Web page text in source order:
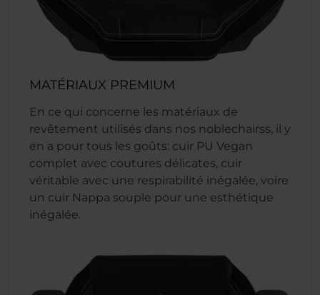
MATÉRIAUX PREMIUM
En ce qui concerne les matériaux de
revêtement utilisés dans nos noblechairss, il y
en a pour tous les goûts: cuir PU Vegan
complet avec coutures délicates, cuir
véritable avec une respirabilité inégalée, voire
un cuir Nappa souple pour une esthétique
inégalée.